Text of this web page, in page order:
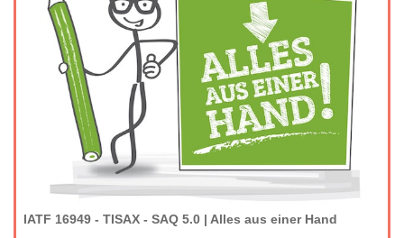
IATF 16949 - TISAX - SAQ 5.0 | Alles aus einer Hand